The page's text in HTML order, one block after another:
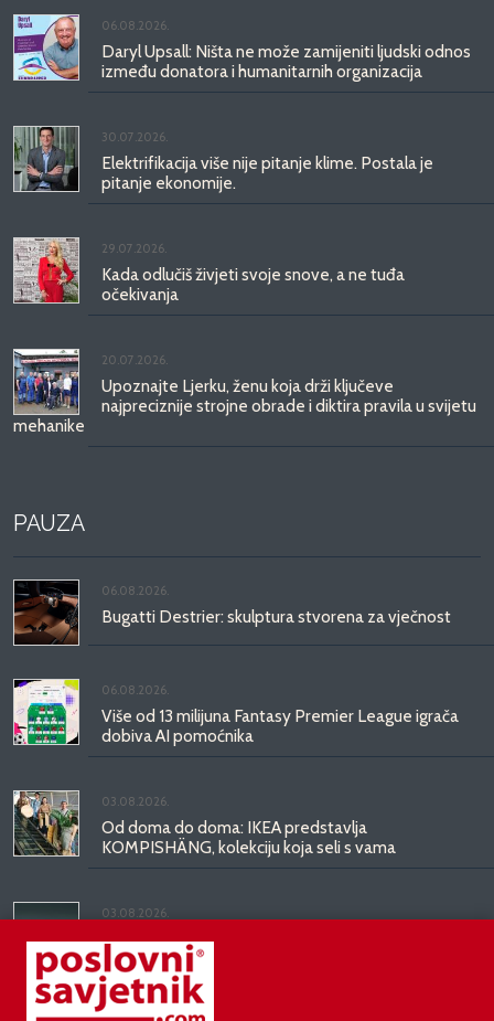
06.08.2026.
Daryl Upsall: Ništa ne može zamijeniti ljudski odnos
između donatora i humanitarnih organizacija
30.07.2026.
Elektrifikacija više nije pitanje klime. Postala je
pitanje ekonomije.
29.07.2026.
Kada odlučiš živjeti svoje snove, a ne tuđa
očekivanja
20.07.2026.
Upoznajte Ljerku, ženu koja drži ključeve
najpreciznije strojne obrade i diktira pravila u svijetu
mehanike
PAUZA
06.08.2026.
Bugatti Destrier: skulptura stvorena za vječnost
06.08.2026.
Više od 13 milijuna Fantasy Premier League igrača
dobiva AI pomoćnika
03.08.2026.
Od doma do doma: IKEA predstavlja
KOMPISHÄNG, kolekciju koja seli s vama
03.08.2026.
Kineski BYD predstavio luksuznu limuzinu veću od
Mercedesove S-klase, obećava domet do 1.000
kilometara